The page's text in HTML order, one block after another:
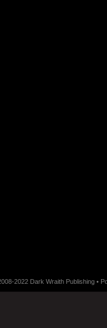
2022 Dark Wraith Publishing •